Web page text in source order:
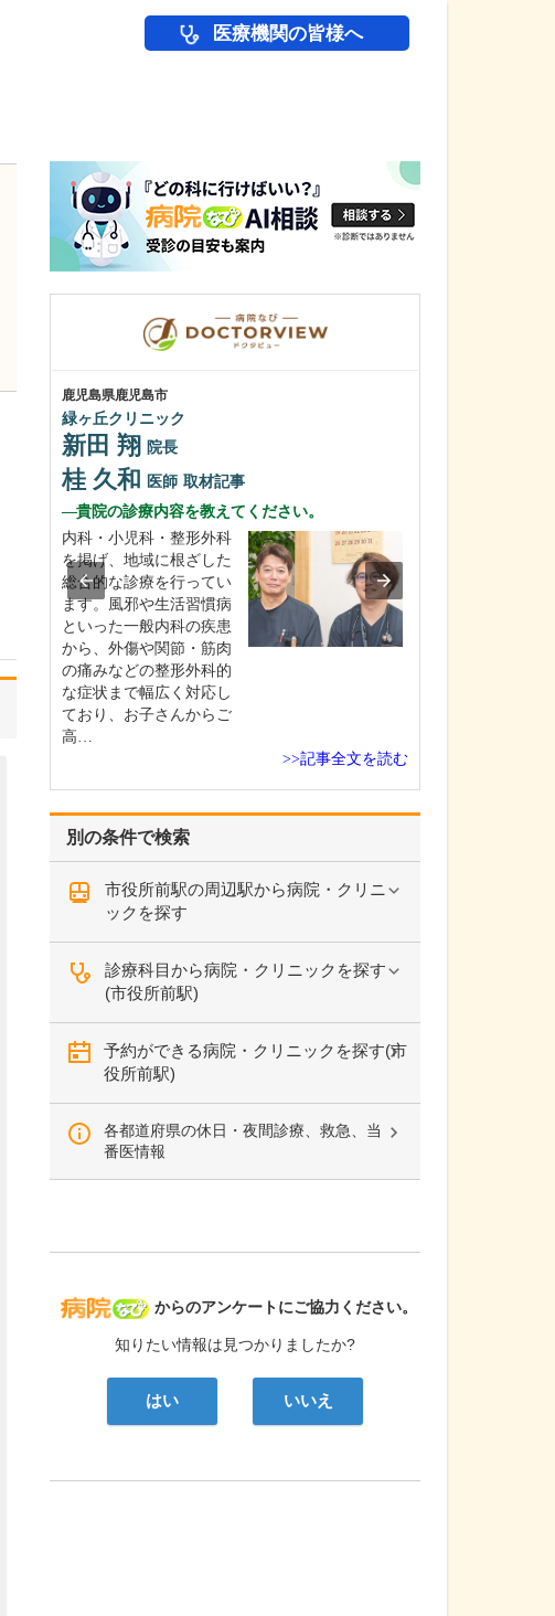
医療機関の皆様へ
別の条件で検索
市役所前駅の周辺駅から病院・クリニ
ックを探す
診療科目から病院・クリニックを探す
(市役所前駅)
予約ができる病院・クリニックを探す(市
役所前駅)
各都道府県の休日・夜間診療、救急、当
番医情報
病院なび
からのアンケートにご協力ください。
知りたい情報は見つかりましたか?
はい いいえ
鹿児島県鹿児島市
緑ヶ丘クリニック
新田 翔 院長
桂 久和 医師 取材記事
貴院の診療内容を教えてください。
内科・小児科・整形外科
を掲げ、地域に根ざした
総合的な診療を行ってい
ます。風邪や生活習慣病
といった一般内科の疾患
から、外傷や関節・筋肉
の痛みなどの整形外科的
な症状まで幅広く対応し
ており、お子さんからご
高…
>>記事全文を読む